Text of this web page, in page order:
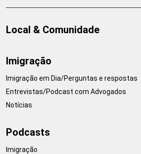
Local & Comunidade
Imigração
Imigração em Dia/Perguntas e respostas
Entrevistas/Podcast com Advogados
Notícias
Podcasts
Imigração